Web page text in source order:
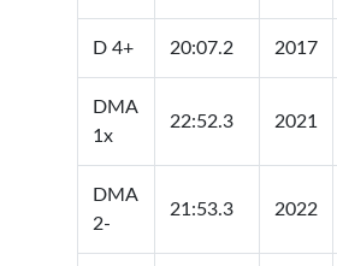
D 4+ 20:07.2 2017
DMA
1x
22:52.3 2021
DMA
2-
21:53.3 2022